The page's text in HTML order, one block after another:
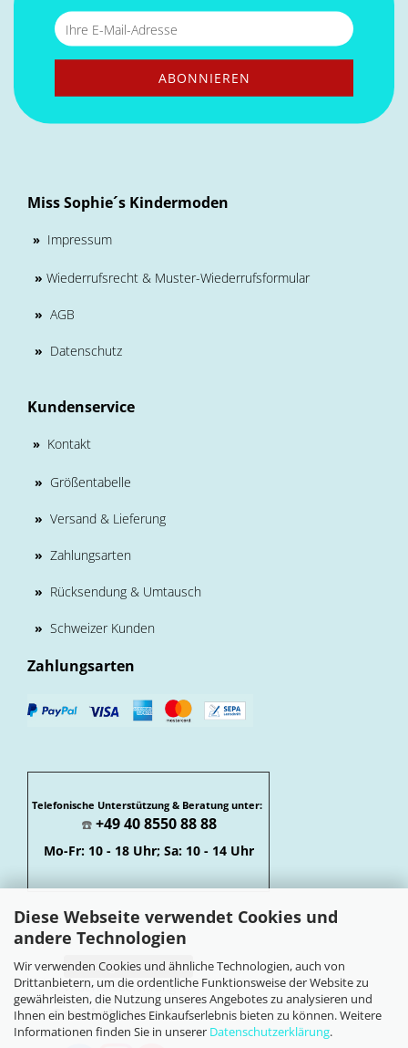
Diese Webseite verwendet Cookies und
andere Technologien
Wir verwenden Cookies und ähnliche Technologien, auch von
Drittanbietern, um die ordentliche Funktionsweise der Website zu
gewährleisten, die Nutzung unseres Angebotes zu analysieren und
Ihnen ein bestmögliches Einkaufserlebnis bieten zu können. Weitere
Informationen finden Sie in unserer Datenschutzerklärung.
Miss Sophie´s Kindermoden
» Impressum
» Wiederrufsrecht & Muster-Wiederrufsformular
» AGB
» Datenschutz
Kundenservice
» Kontakt
» Größentabelle
» Versand & Lieferung
» Zahlungsarten
» Rücksendung & Umtausch
» Schweizer Kunden
Zahlungsarten
Telefonische Unterstützung & Beratung unter:
☎️ +49 40 8550 88 88
Mo-Fr: 10 - 18 Uhr; Sa: 10 - 14 Uhr
Vertrag widerrufen
Widerrufsbelehrung
Soziale Netzwerke